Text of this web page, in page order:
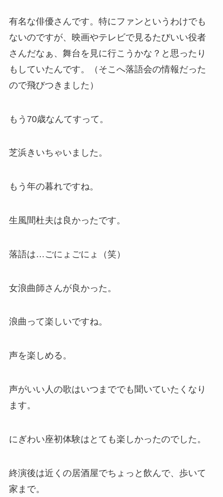
有名な俳優さんです。特にファンというわけでも
ないのですが、映画やテレビで見るたびいい役者
さんだなぁ、舞台を見に行こうかな？と思ったり
もしていたんです。（そこへ落語会の情報だった
ので飛びつきました）
もう70歳なんてすって。
芝浜きいちゃいました。
もう年の暮れですね。
生風間杜夫は良かったです。
落語は…ごにょごにょ（笑）
女浪曲師さんが良かった。
浪曲って楽しいですね。
声を楽しめる。
声がいい人の歌はいつまででも聞いていたくなり
ます。
にぎわい座初体験はとても楽しかったのでした。
終演後は近くの居酒屋でちょっと飲んで、歩いて
家まで。